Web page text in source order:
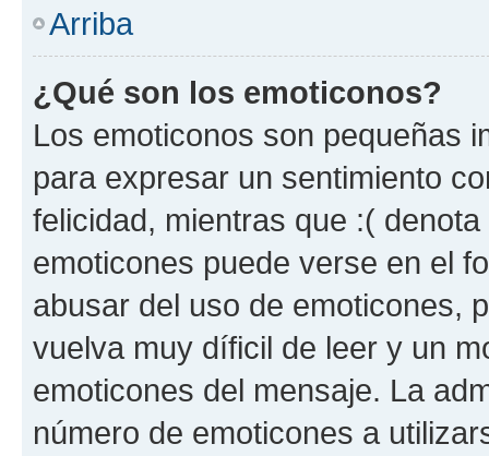
Arriba
¿Qué son los emoticonos?
Los emoticonos son pequeñas
para expresar un sentimiento
felicidad, mientras que :(
emoticones puede verse en el
abusar del uso de emoticones,
vuelva muy díficil de leer y un
emoticones del mensaje. La
número de emoticones a